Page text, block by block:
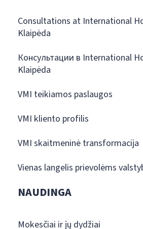
Consultations at International
Klaipėda
Консультации в International
Klaipėda
VMI teikiamos paslaugos
VMI kliento profilis
VMI skaitmeninė transformacija
Vienas langelis prievolėms
NAUDINGA
Mokesčiai ir jų dydžiai